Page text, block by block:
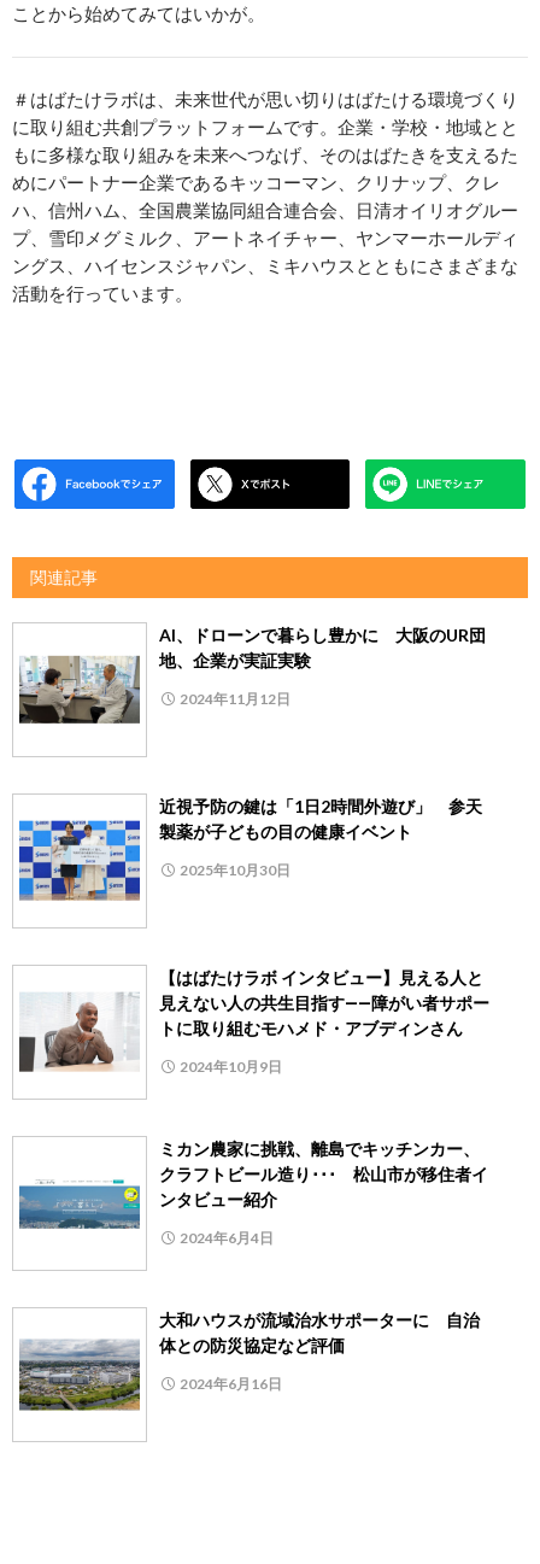
ことから始めてみてはいかが。
＃はばたけラボは、未来世代が思い切りはばたける環境づくり
に取り組む共創プラットフォームです。企業・学校・地域とと
もに多様な取り組みを未来へつなげ、そのはばたきを支えるた
めにパートナー企業であるキッコーマン、クリナップ、クレ
ハ、信州ハム、全国農業協同組合連合会、日清オイリオグルー
プ、雪印メグミルク、アートネイチャー、ヤンマーホールディ
ングス、ハイセンスジャパン、ミキハウスとともにさまざまな
活動を行っています。
関連記事
AI、ドローンで暮らし豊かに 大阪のUR団
地、企業が実証実験
2024年11月12日
近視予防の鍵は「1日2時間外遊び」 参天
製薬が子どもの目の健康イベント
2025年10月30日
【はばたけラボ インタビュー】見える人と
見えない人の共生目指す――障がい者サポー
トに取り組むモハメド・アブディンさん
2024年10月9日
ミカン農家に挑戦、離島でキッチンカー、
クラフトビール造り･･･ 松山市が移住者イ
ンタビュー紹介
2024年6月4日
大和ハウスが流域治水サポーターに 自治
体との防災協定など評価
2024年6月16日